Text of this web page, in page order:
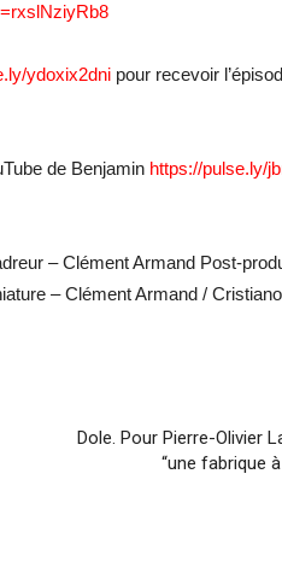
ydoxix2dni pour recevoir
de Benjamin https://pulse.ly/
– Clément Armand Post-
– Clément Armand /
Dole. Pour Pierre-Olivier
“une fabrique